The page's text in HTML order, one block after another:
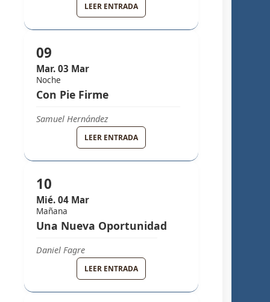
LEER ENTRADA
09
Mar. 03 Mar
Noche
Con Pie Firme
Samuel Hernández
LEER ENTRADA
10
Mié. 04 Mar
Mañana
Una Nueva Oportunidad
Daniel Fagre
LEER ENTRADA